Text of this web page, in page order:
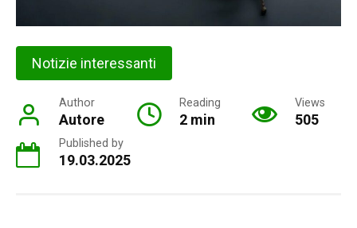
Notizie interessanti
Author
Autore
Reading
2 min
Views
505
Published by
19.03.2025